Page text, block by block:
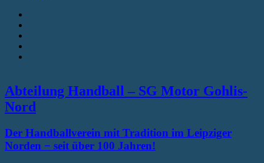
Abteilung Handball – SG Motor Gohlis-
Nord
Der Handballverein mit Tradition im Leipziger
Norden − seit über 100 Jahren!